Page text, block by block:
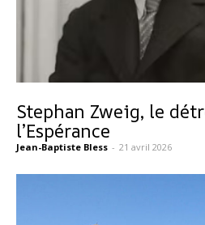
Stephan Zweig, le
l’Espérance
Jean-Baptiste Bless - 21 avril 2026